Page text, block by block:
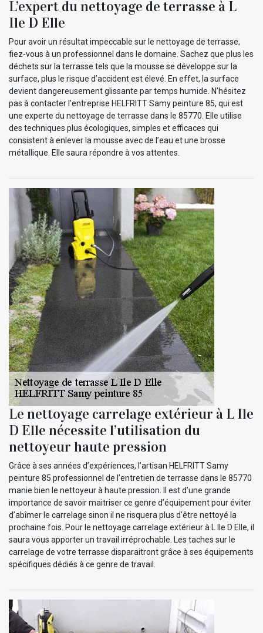
L’expert du nettoyage de terrasse à L
Ile D Elle
Pour avoir un résultat impeccable sur le nettoyage de terrasse,
fiez-vous à un professionnel dans le domaine. Sachez que plus les
déchets sur la terrasse tels que la mousse se développe sur la
surface, plus le risque d’accident est élevé. En effet, la surface
devient dangereusement glissante par temps humide. N’hésitez
pas à contacter l’entreprise HELFRITT Samy peinture 85, qui est
une experte du nettoyage de terrasse dans le 85770. Elle utilise
des techniques plus écologiques, simples et efficaces qui
consistent à enlever la mousse avec de l’eau et une brosse
métallique. Elle saura répondre à vos attentes.
Le nettoyage carrelage extérieur à L Ile
D Elle nécessite l’utilisation du
nettoyeur haute pression
Grâce à ses années d’expériences, l’artisan HELFRITT Samy
peinture 85 professionnel de l’entretien de terrasse dans le 85770
manie bien le nettoyeur à haute pression. Il est d’une grande
importance de savoir maitriser ce genre d’équipement pour éviter
d’abîmer le carrelage sinon il ne risquera plus d’être nettoyé la
prochaine fois. Pour le nettoyage carrelage extérieur à L Ile D Elle, il
saura vous apporter un travail irréprochable. Les taches sur le
carrelage de votre terrasse disparaitront grâce à ses équipements
spécifiques dédiés à ce genre de travail.